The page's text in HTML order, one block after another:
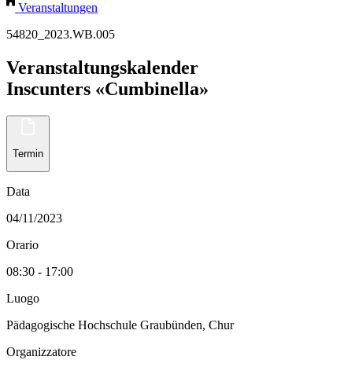
Veranstaltungen
54820_2023.WB.005
Veranstaltungskalender
Inscunters «Cumbinella»
Termin
Data
04/11/2023
Orario
08:30 - 17:00
Luogo
Pädagogische Hochschule Graubünden, Chur
Organizzatore